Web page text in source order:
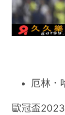
厄林．
歐冠盃